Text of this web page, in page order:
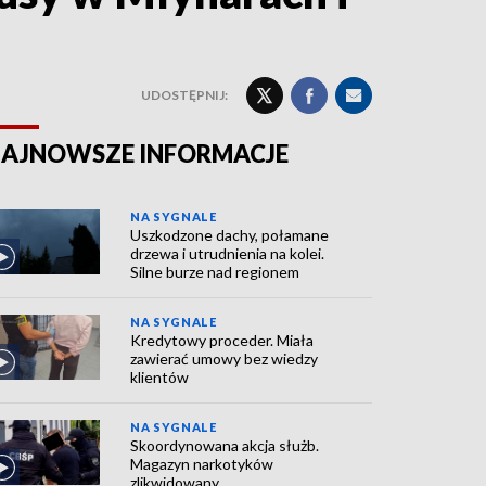
UDOSTĘPNIJ:
INFORMACJE
NA SYGNALE
Uszkodzone dachy, połamane
drzewa i utrudnienia na kolei.
Silne burze nad regionem
NA SYGNALE
Kredytowy proceder. Miała
zawierać umowy bez wiedzy
klientów
NA SYGNALE
Skoordynowana akcja służb.
Magazyn narkotyków
zlikwidowany